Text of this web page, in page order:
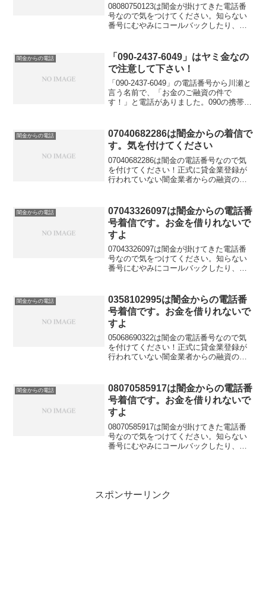
08080750123は闇金が掛けてきた電話番
号なので気をつけてください。知らない
番号にむやみにコールバックしたり、融
どの金融被害に遭う可能性もあります。
金融庁に貸金業登録していないこの電話
番号はキャッシングの勧誘に利用しては
いけないと法律で定められています。
闇金からの電話
「090-2437-6049」はヤミ金なの
で注意して下さい！
「090-2437-6049」の電話番号から川瀬と
言う名前で、「お金のご融資の件で
す！」と電話がありました。090の携帯電
く闇金には感じませんでしたが、そんな
手には騙され...
闇金からの電話
07040682286は闇金からの着信で
す。気を付けてください
07040682286は闇金の電話番号なので気
を付けてください！正式に貸金業登録が
行われていない闇金業者からの融資の勧
「今ならすぐにご融資可能なので条件だ
けでも聞いてくださ...
闇金からの電話
07043326097は闇金からの電話番
号着信です。お金を借りれないで
すよ
07043326097は闇金が掛けてきた電話番
号なので気をつけてください。知らない
番号にむやみにコールバックしたり、融
どの金融被害に遭う可能性もあります。
金融庁に貸金業登録していないこの電話
番号はキャッシングの勧誘に利用しては
いけないと法律で定められています。
闇金からの電話
0358102995は闇金からの電話番
号着信です。お金を借りれないで
すよ
05068690322は闇金の電話番号なので気
を付けてください！正式に貸金業登録が
行われていない闇金業者からの融資の勧
「今ならすぐにご融資可能なので条件だ
けでも聞いてくださ...
闇金からの電話
08070585917は闇金からの電話番
号着信です。お金を借りれないで
すよ
08070585917は闇金が掛けてきた電話番
号なので気をつけてください。知らない
番号にむやみにコールバックしたり、融
には給料ファクタリングという新しい方
法をお勧めします。これなら審査を気に
スポンサーリンク